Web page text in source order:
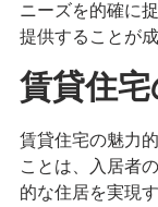
ニーズを的確に
提供することが
賃貸住宅
賃貸住宅の魅力
ことは、入居者
的な住居を実現